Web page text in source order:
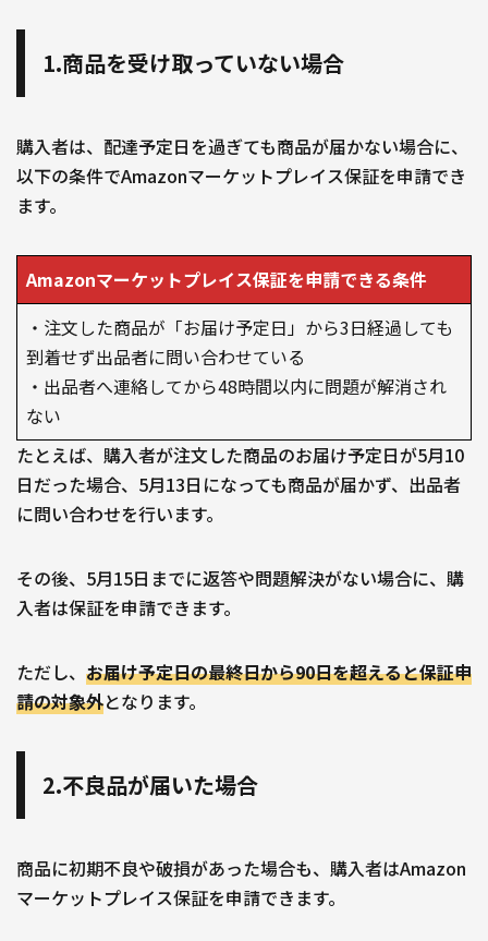
1.商品を受け取っていない場合
購入者は、配達予定日を過ぎても商品が届かない場合に、
以下の条件でAmazonマーケットプレイス保証を申請でき
ます。
Amazonマーケットプレイス保証を申請できる条件
・注文した商品が「お届け予定日」から3日経過しても
到着せず出品者に問い合わせている
・出品者へ連絡してから48時間以内に問題が解消され
ない
たとえば、購入者が注文した商品のお届け予定日が5月10
日だった場合、5月13日になっても商品が届かず、出品者
に問い合わせを行います。
その後、5月15日までに返答や問題解決がない場合に、購
入者は保証を申請できます。
ただし、 お届け予定日の最終日から90日を超えると保証申
請の対象外となります。
2.不良品が届いた場合
商品に初期不良や破損があった場合も、購入者はAmazon
マーケットプレイス保証を申請できます。